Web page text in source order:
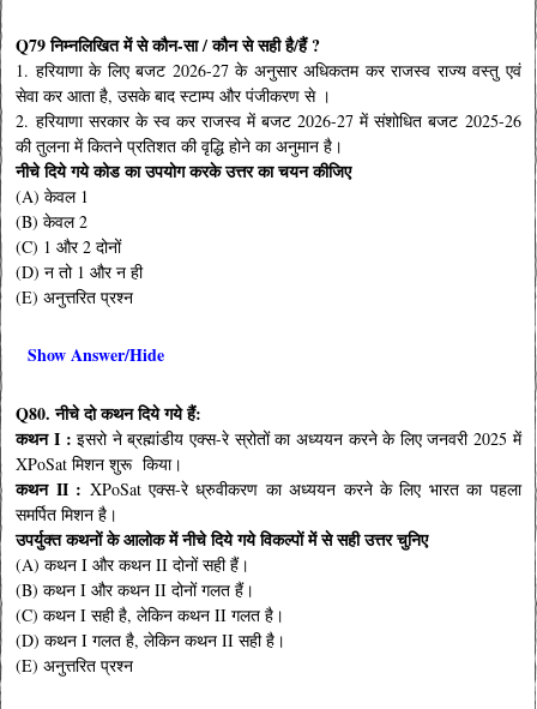
Q79 निम्नलिखित में से कौन-सा / कौन से सही है/हैं ?
1. हरियाणा के लिए बजट 2026-27 के अनुसार अधिकतम कर राजस्व राज्य वस्तु एवं
सेवा कर आता है, उसके बाद स्टाम्प और पंजीकरण से ।
2. हरियाणा सरकार के स्व कर राजस्व में बजट 2026-27 में संशोधित बजट 2025-26
की तुलना में कितने प्रतिशत की वृद्धि होने का अनुमान है।
नीचे दिये गये कोड का उपयोग करके उत्तर का चयन कीजिए
(A) केवल 1
(B) केवल 2
(C) 1 और 2 दोनों
(D) न तो 1 और न ही
(E) अनुत्तरित प्रश्न
Show Answer/Hide
Q80. नीचे दो कथन दिये गये हैं:
कथन I : इसरो ने ब्रह्मांडीय एक्स-रे स्रोतों का अध्ययन करने के लिए जनवरी 2025 में
XPoSat मिशन शुरू किया।
कथन II : XPoSat एक्स-रे ध्रुवीकरण का अध्ययन करने के लिए भारत का पहला
समर्पित मिशन है।
उपर्युक्त कथनों के आलोक में नीचे दिये गये विकल्पों में से सही उत्तर चुनिए
(A) कथन I और कथन II दोनों सही हैं।
(B) कथन I और कथन II दोनों गलत हैं।
(C) कथन I सही है, लेकिन कथन II गलत है।
(D) कथन I गलत है, लेकिन कथन II सही है।
(E) अनुत्तरित प्रश्न